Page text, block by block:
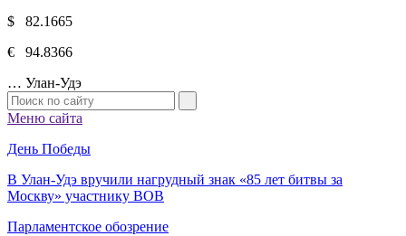
$ 82.1665
€ 94.8366
… Улан-Удэ
Меню сайта
День Победы
В Улан-Удэ вручили нагрудный знак «85 лет битвы за
Москву» участнику ВОВ
Парламентское обозрение